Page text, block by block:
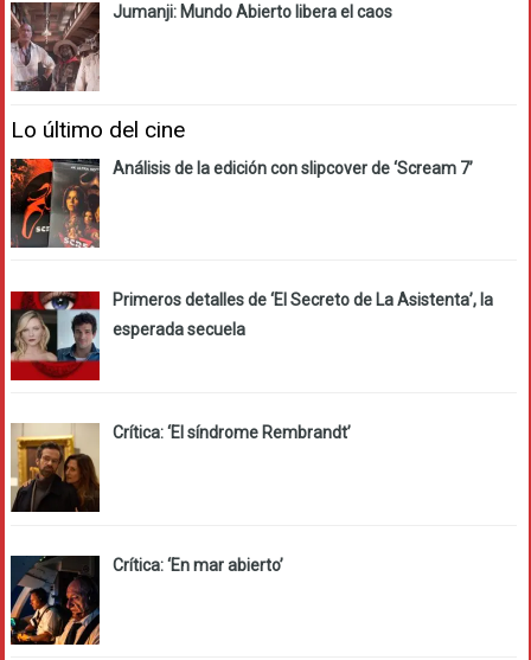
Jumanji: Mundo Abierto libera el caos
Lo último del cine
Análisis de la edición con slipcover de ‘Scream 7’
Primeros detalles de ‘El Secreto de La Asistenta’, la
esperada secuela
Crítica: ‘El síndrome Rembrandt’
Crítica: ‘En mar abierto’